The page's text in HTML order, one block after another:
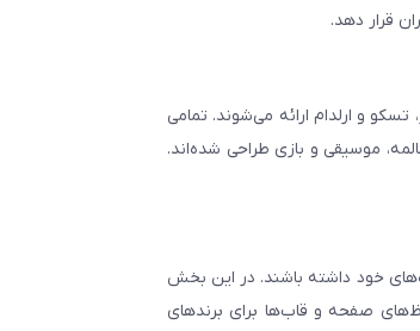
قرار دهد.
تسکو و ارلدام ارائه می‌شوند. تمامی
موسیقی و بازی طراحی شده‌اند.
خود داشته باشند. در این بخش
صفحه و قاب‌ها برای برندهای